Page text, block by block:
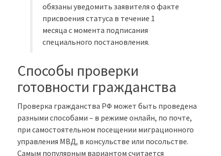
обязаны уведомить заявителя о факте
присвоения статуса в течение 1
месяца с момента подписания
специального постановления.
Способы проверки
готовности гражданства
Проверка гражданства РФ может быть проведена
разными способами – в режиме онлайн, по почте,
при самостоятельном посещении миграционного
управления МВД, в консульстве или посольстве.
Самым популярным вариантом считается